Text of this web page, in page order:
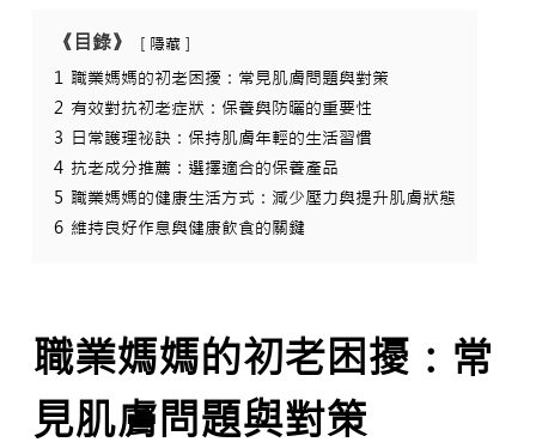
《目錄》 隱藏
1 職業媽媽的初老困擾：常見肌膚問題與對策
2 有效對抗初老症狀：保養與防曬的重要性
3 日常護理祕訣：保持肌膚年輕的生活習慣
4 抗老成分推薦：選擇適合的保養產品
5 職業媽媽的健康生活方式：減少壓力與提升肌膚狀態
6 維持良好作息與健康飲食的關鍵
職業媽媽的初老困擾：常
見肌膚問題與對策